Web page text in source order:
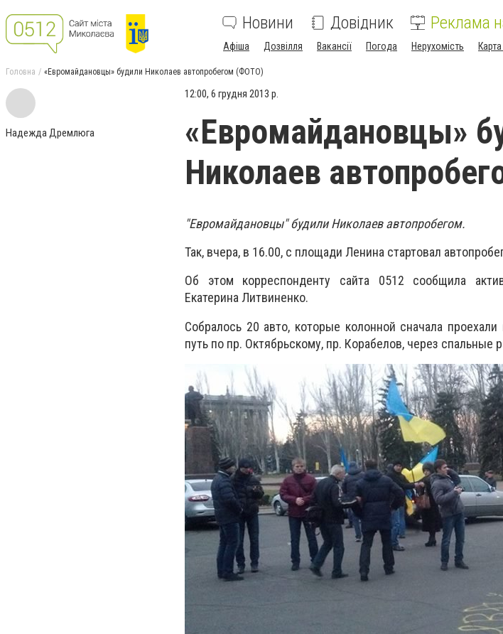
Новини Довідник Реклама
Афіша Дозвілля Вакансії Погода Нерухомість
Головна «Евромайдановцы» будили Николаев автопробегом (ФОТО)
Надежда Дремлюга
12:00, 6 грудня 2013 р.
«Евромайдановцы»
Николаев
"Евромайдановцы" будили Николаев автопробегом.
Так, вчера, в 16.00, с площади Ленина стартовал
Об этом корреспонденту сайта 0512 сообщила
Екатерина Литвиненко.
Собралось 20 авто, которые колонной сначала
путь по пр. Октябрьскому, пр. Корабелов, через